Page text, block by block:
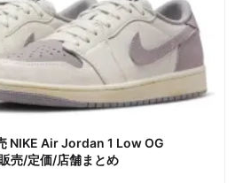
NIKE Air Jordan 1 Low OG
売/定価/店舗まとめ